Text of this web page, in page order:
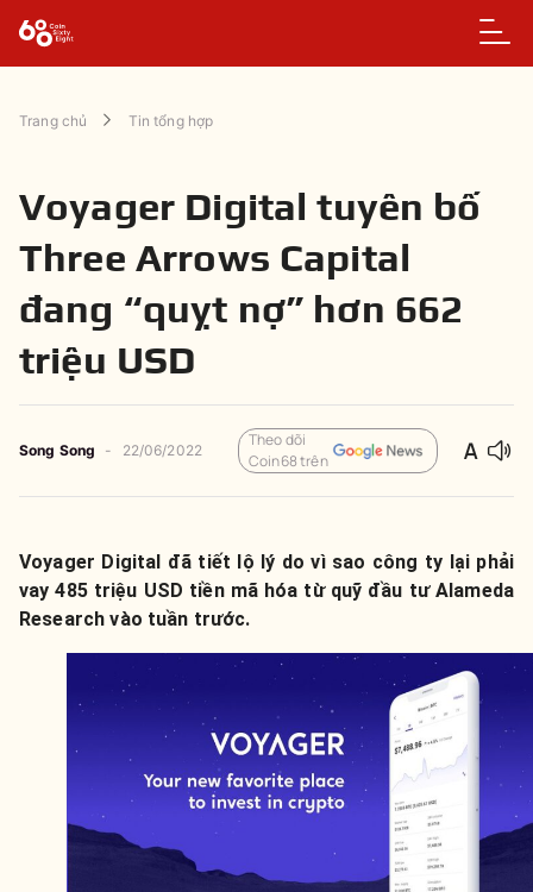
Trang chủ Tin tổng hợp
Voyager Digital tuyên bố
Three Arrows Capital
đang “quỵt nợ” hơn 662
triệu USD
Song Song - 22/06/2022
Theo dõi
Coin68 trên
Voyager Digital đã tiết lộ lý do vì sao công ty lại phải
vay 485 triệu USD tiền mã hóa từ quỹ đầu tư Alameda
Research vào tuần trước.